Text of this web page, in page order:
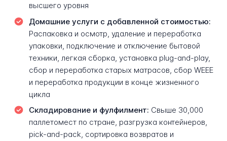
высшего уровня
Домашние услуги с добавленной стоимостью:
Распаковка и осмотр, удаление и переработка
упаковки, подключение и отключение бытовой
техники, легкая сборка, установка plug-and-play,
сбор и переработка старых матрасов, сбор WEEE
и переработка продукции в конце жизненного
цикла
Складирование и фулфилмент: Свыше 30,000
паллетомест по стране, разгрузка контейнеров,
pick-and-pack, сортировка возвратов и